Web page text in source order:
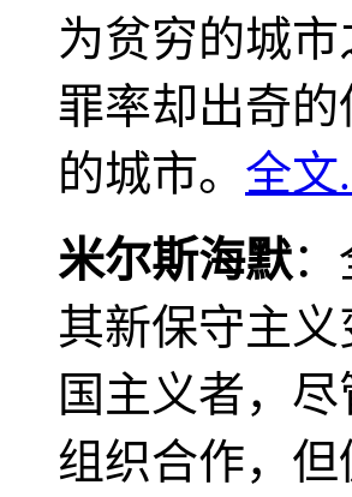
为贫穷的城
罪率却出奇
的城市。 全文
米尔斯海默
其新保守主
国主义者，
组织合作，